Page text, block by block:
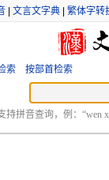
文言文字典 繁体字转
索 按部首检索
持拼音查询，例：“wen